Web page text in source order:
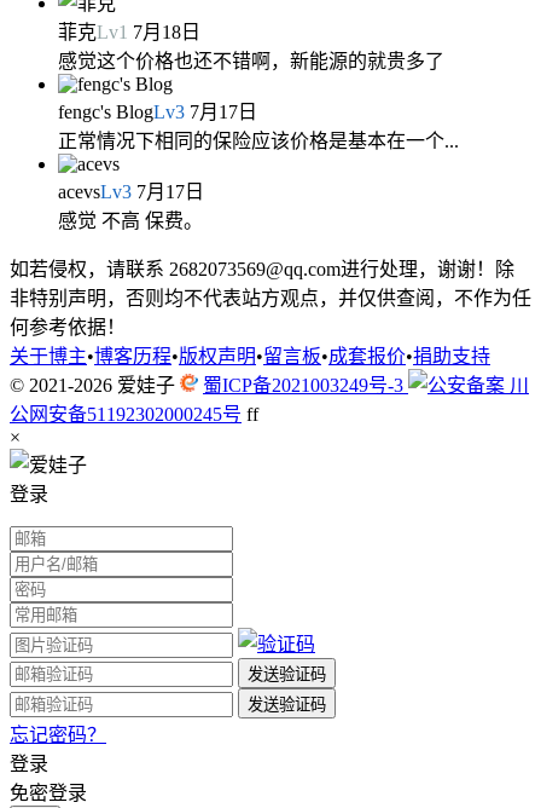
菲克Lv1 7月18日
感觉这个价格也还不错啊，新能源的就贵多了
fengc's BlogLv3 7月17日
正常情况下相同的保险应该价格是基本在一个...
acevsLv3 7月17日
感觉 不高 保费。
如若侵权，请联系 2682073569@qq.com进行处理，谢谢！除
非特别声明，否则均不代表站方观点，并仅供查阅，不作为任
何参考依据！
关于博主•博客历程•版权声明•留言板•成套报价•捐助支持
© 2021-2026 爱娃子 蜀ICP备2021003249号-3
川
公网安备51192302000245号 ff
×
登录
忘记密码？
登录
免密登录